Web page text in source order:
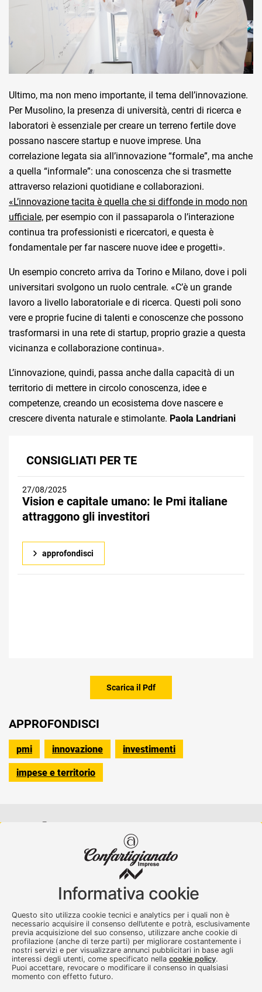
Ultimo, ma non meno importante, il tema dell’innovazione.
Per Musolino, la presenza di università, centri di ricerca e
laboratori è essenziale per creare un terreno fertile dove
possano nascere startup e nuove imprese. Una
correlazione legata sia all’innovazione “formale”, ma anche
a quella “informale”: una conoscenza che si trasmette
attraverso relazioni quotidiane e collaborazioni.
«L’innovazione tacita è quella che si diffonde in modo non
ufficiale, per esempio con il passaparola o l’interazione
continua tra professionisti e ricercatori, e questa è
fondamentale per far nascere nuove idee e progetti».
Un esempio concreto arriva da Torino e Milano, dove i poli
universitari svolgono un ruolo centrale. «C’è un grande
lavoro a livello laboratoriale e di ricerca. Questi poli sono
vere e proprie fucine di talenti e conoscenze che possono
trasformarsi in una rete di startup, proprio grazie a questa
vicinanza e collaborazione continua».
L’innovazione, quindi, passa anche dalla capacità di un
territorio di mettere in circolo conoscenza, idee e
competenze, creando un ecosistema dove nascere e
crescere diventa naturale e stimolante. Paola Landriani
CONSIGLIATI PER TE
27/08/2025
Vision e capitale umano: le Pmi italiane
attraggono gli investitori
approfondisci
Scarica il Pdf
APPROFONDISCI
pmi innovazione investimenti
impese e territorio
Confartigianato Imprese Varese
0332 256111-Fax. 0332 256200
artser@artser.it
© 2020 – 2026 - Confartigianato Imprese Varese - P.IVA
00449700129
Informativa cookie
Questo sito utilizza cookie tecnici e analytics per i quali non è
necessario acquisire il consenso dell’utente e potrà, esclusivamente
previa acquisizione del suo consenso, utilizzare anche cookie di
profilazione (anche di terze parti) per migliorare costantemente i
nostri servizi e per visualizzare annunci pubblicitari in base agli
interessi degli utenti, come specificato nella cookie policy.
Puoi accettare, revocare o modificare il consenso in qualsiasi
momento con effetto futuro.